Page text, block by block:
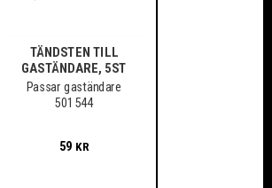
TÄNDSTEN TILL
GASTÄNDARE, 5ST
Passar gaständare
501544
59 KR